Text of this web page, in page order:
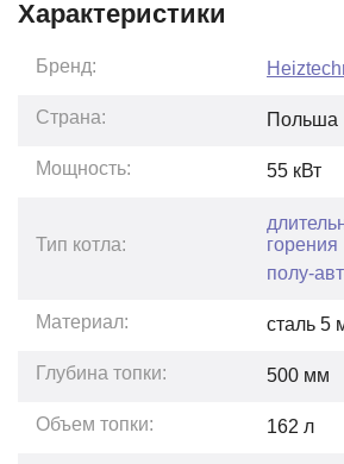
Характеристики
Бренд:
Страна: Польша
Мощность: 55 кВт
Тип котла:
горения
полу-
Материал: сталь 5
Глубина топки: 500 мм
Объем топки: 162 л